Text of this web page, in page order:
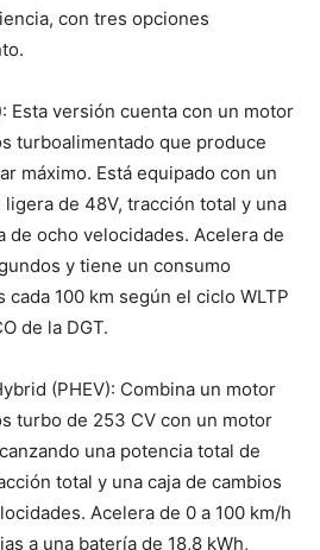
con tres opciones
Esta versión cuenta con un motor
turboalimentado que produce
máximo. Está equipado con un
de 48V, tracción total y una
de ocho velocidades. Acelera de
y tiene un consumo
100 km según el ciclo WLTP
de la DGT.
(PHEV): Combina un motor
turbo de 253 CV con un motor
una potencia total de
total y una caja de cambios
Acelera de 0 a 100 km/h
a una batería de 18,8 kWh,